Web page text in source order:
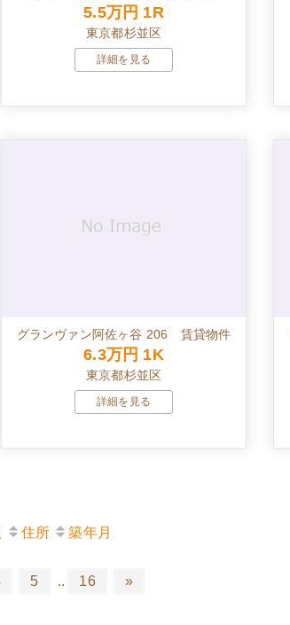
5.5万円 1R
東京都杉並区
詳細を見る
グランヴァン阿佐ヶ谷 206 賃貸物件
6.3万円 1K
東京都杉並区
詳細を見る
住所 築年月
5 .. 16 »